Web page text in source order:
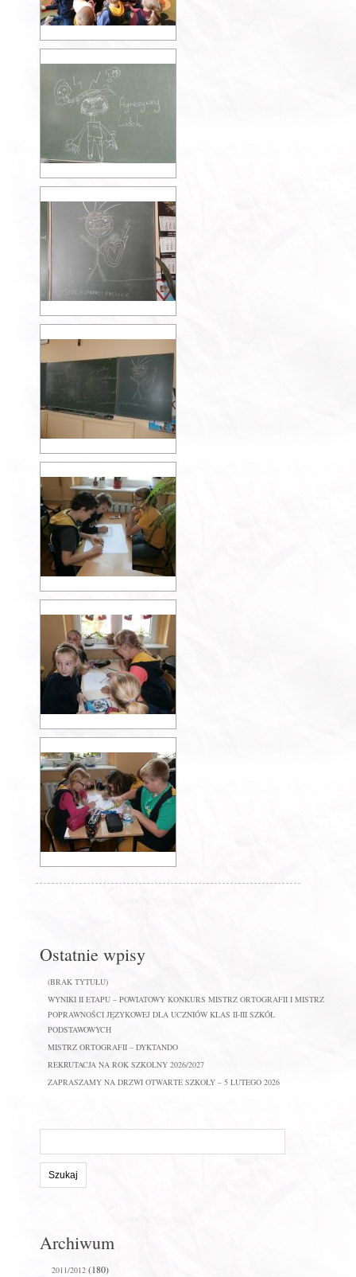
Ostatnie wpisy
(BRAK TYTUŁU)
WYNIKI II ETAPU – POWIATOWY KONKURS MISTRZ ORTOGRAFII I MISTRZ
POPRAWNOŚCI JĘZYKOWEJ DLA UCZNIÓW KLAS II-III SZKÓŁ
PODSTAWOWYCH
MISTRZ ORTOGRAFII – DYKTANDO
REKRUTACJA NA ROK SZKOLNY 2026/2027
ZAPRASZAMY NA DRZWI OTWARTE SZKOŁY – 5 LUTEGO 2026
stronie:
Archiwum
2011/2012(180)